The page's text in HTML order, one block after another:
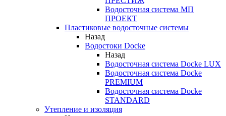
Водосточная система МП
ПРОЕКТ
Пластиковые водосточные системы
Назад
Водостоки Docke
Назад
Водосточная система Docke LUX
Водосточная система Docke
PREMIUM
Водосточная система Docke
STANDARD
Утепление и изоляция